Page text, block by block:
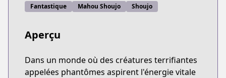
Fantastique Mahou Shoujo Shoujo
Aperçu
Dans un monde où des créatures terrifiantes
appelées phantômes aspirent l'énergie vitale